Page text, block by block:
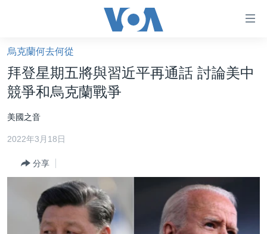
礙
鏈
接
跳
轉
內
美國大選2024
海外港人
新聞自由
揭謊頻道
烏克蘭何去何從
拜登星期五將與習近平再通話 討論美中
競爭和烏克蘭戰爭
美國之音
2022年3月18日
分享